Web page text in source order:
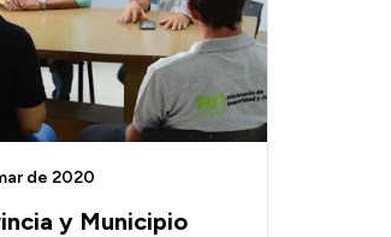
y Municipio
de 2020